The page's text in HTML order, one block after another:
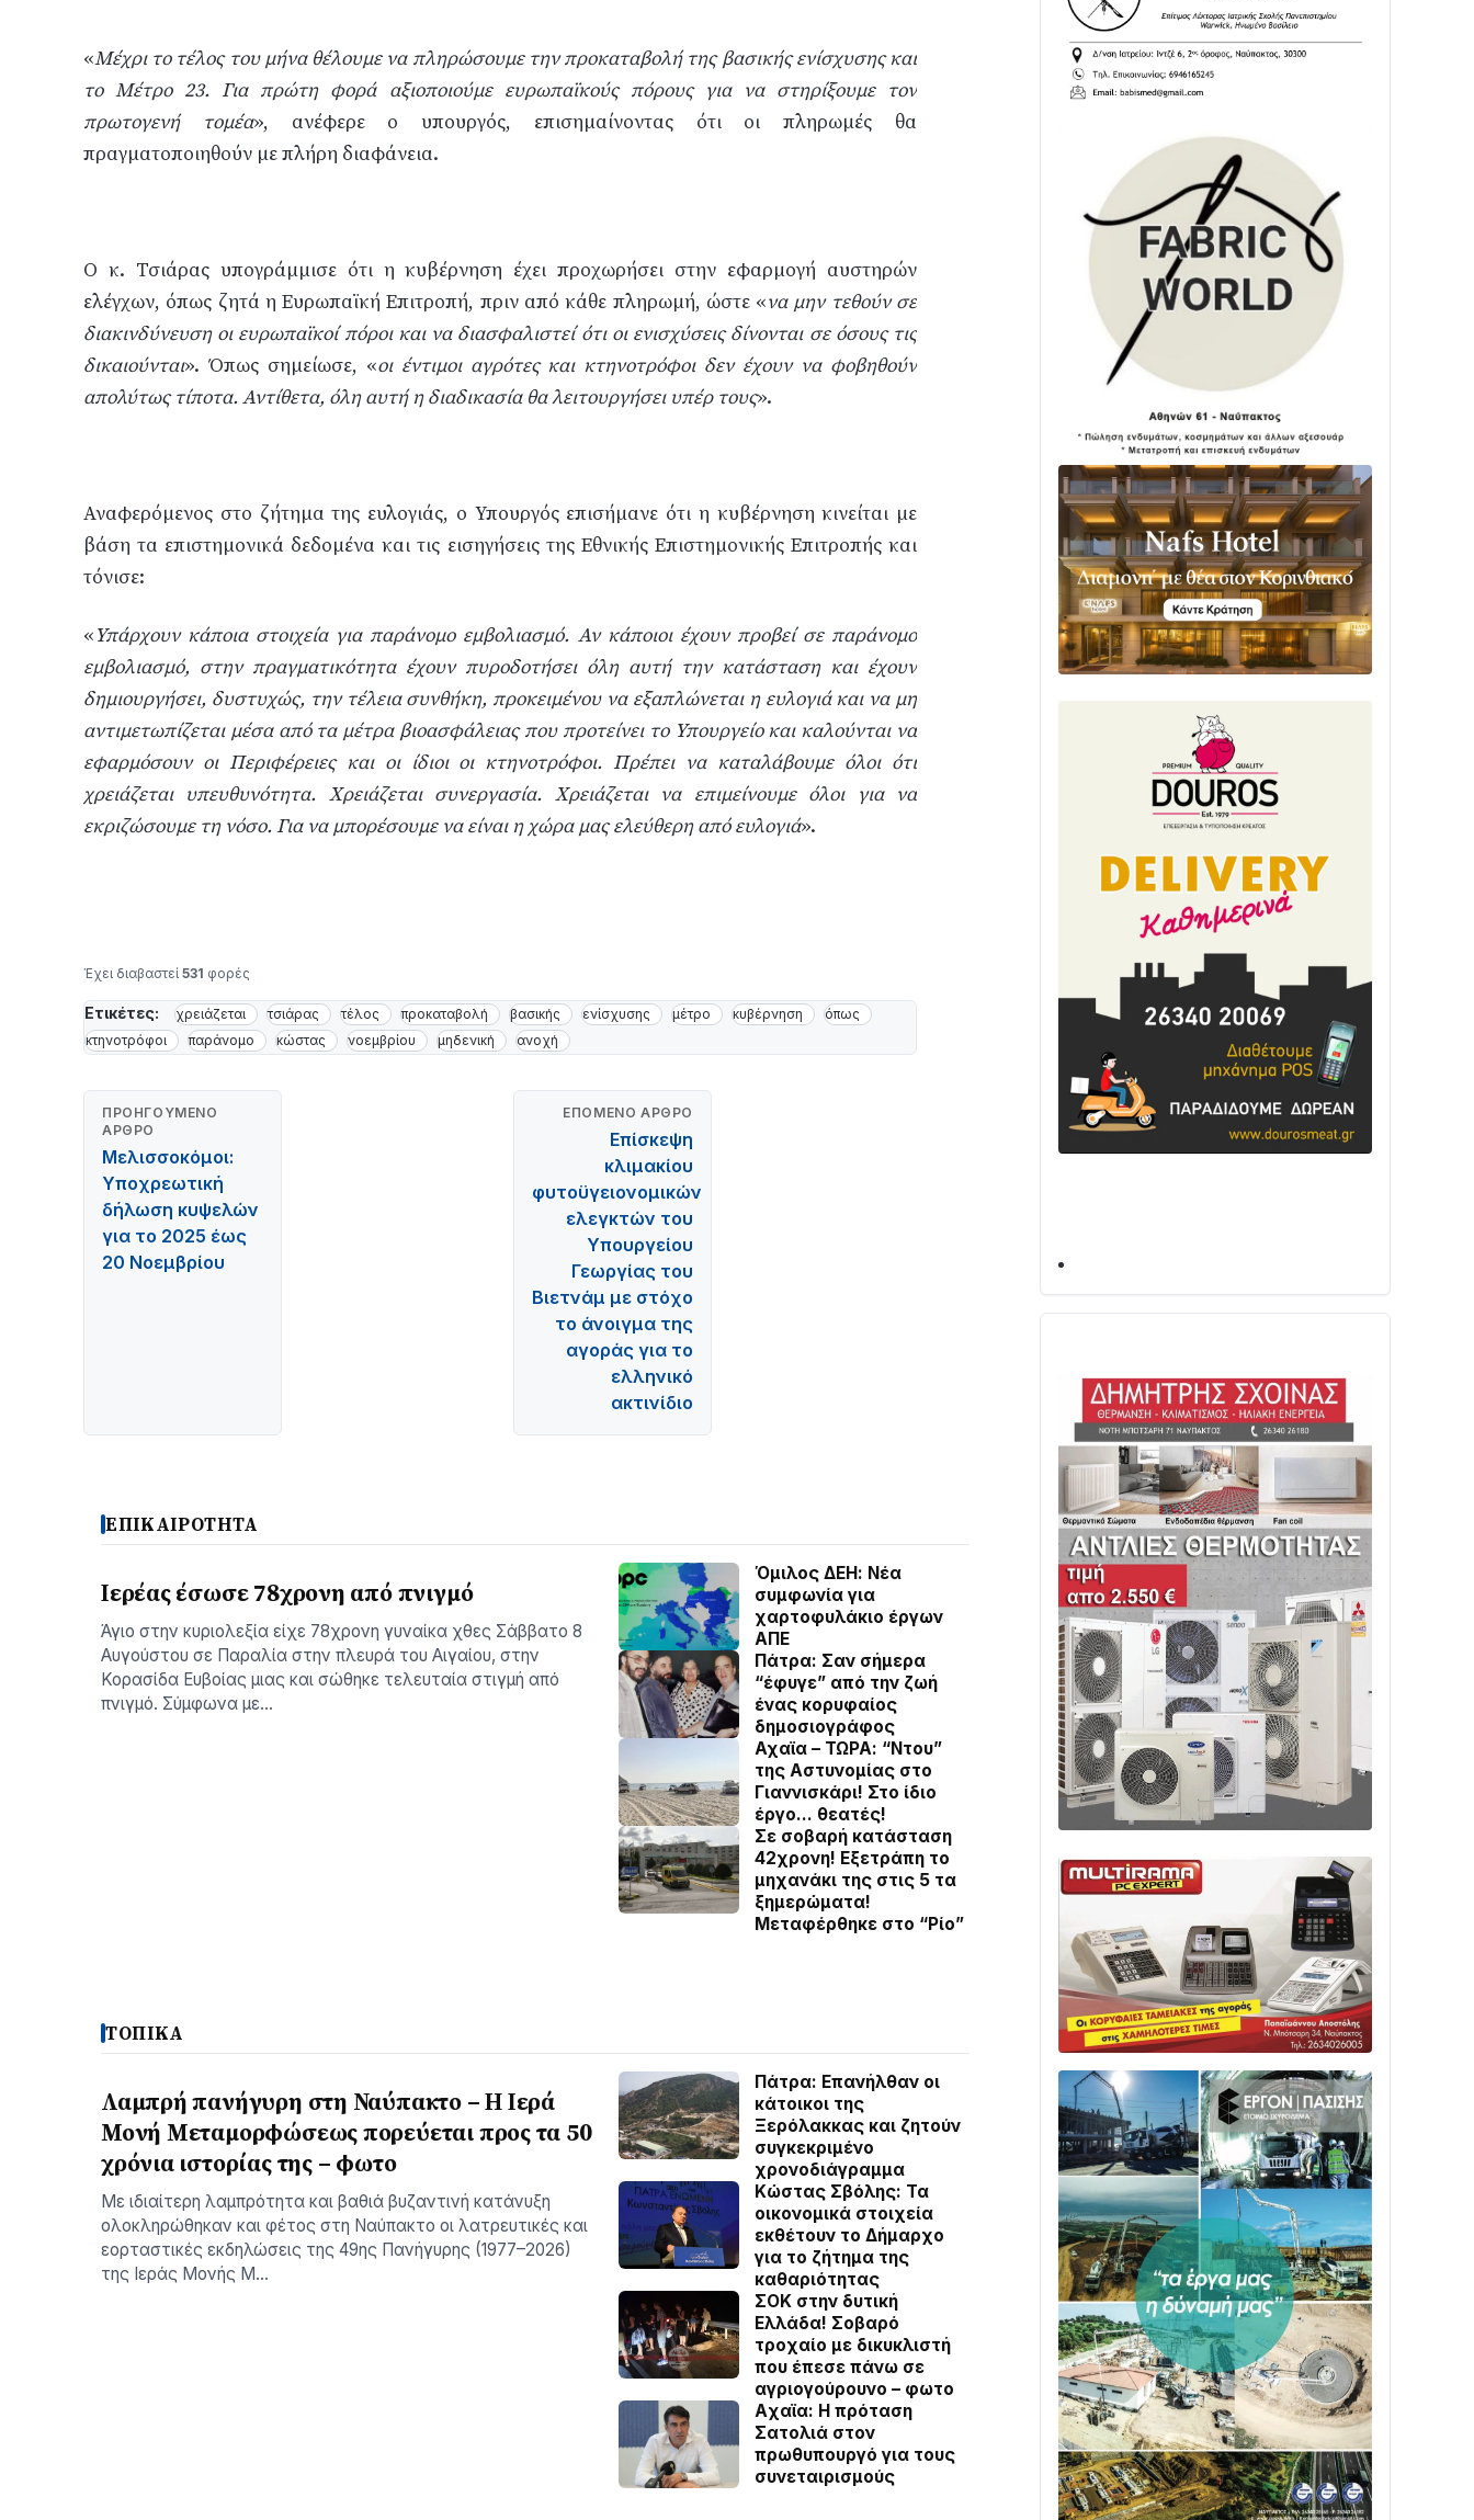
«Μέχρι το τέλος του μήνα θέλουμε να πληρώσουμε την προκαταβολή της βασικής ενίσχυσης και
το Μέτρο 23. Για πρώτη φορά αξιοποιούμε ευρωπαϊκούς πόρους για να στηρίξουμε τον
πρωτογενή τομέα», ανέφερε ο υπουργός, επισημαίνοντας ότι οι πληρωμές θα
πραγματοποιηθούν με πλήρη διαφάνεια.
Ο κ. Τσιάρας υπογράμμισε ότι η κυβέρνηση έχει προχωρήσει στην εφαρμογή αυστηρών
ελέγχων, όπως ζητά η Ευρωπαϊκή Επιτροπή, πριν από κάθε πληρωμή, ώστε «να μην τεθούν σε
διακινδύνευση οι ευρωπαϊκοί πόροι και να διασφαλιστεί ότι οι ενισχύσεις δίνονται σε όσους τις
δικαιούνται». Όπως σημείωσε, «οι έντιμοι αγρότες και κτηνοτρόφοι δεν έχουν να φοβηθούν
απολύτως τίποτα. Αντίθετα, όλη αυτή η διαδικασία θα λειτουργήσει υπέρ τους».
Αναφερόμενος στο ζήτημα της ευλογιάς, ο Υπουργός επισήμανε ότι η κυβέρνηση κινείται με
βάση τα επιστημονικά δεδομένα και τις εισηγήσεις της Εθνικής Επιστημονικής Επιτροπής και
τόνισε:
«Υπάρχουν κάποια στοιχεία για παράνομο εμβολιασμό. Αν κάποιοι έχουν προβεί σε παράνομο
εμβολιασμό, στην πραγματικότητα έχουν πυροδοτήσει όλη αυτή την κατάσταση και έχουν
δημιουργήσει, δυστυχώς, την τέλεια συνθήκη, προκειμένου να εξαπλώνεται η ευλογιά και να μη
αντιμετωπίζεται μέσα από τα μέτρα βιοασφάλειας που προτείνει το Υπουργείο και καλούνται να
εφαρμόσουν οι Περιφέρειες και οι ίδιοι οι κτηνοτρόφοι. Πρέπει να καταλάβουμε όλοι ότι
χρειάζεται υπευθυνότητα. Χρειάζεται συνεργασία. Χρειάζεται να επιμείνουμε όλοι για να
εκριζώσουμε τη νόσο. Για να μπορέσουμε να είναι η χώρα μας ελεύθερη από ευλογιά».
Έχει διαβαστεί 531 φορές
Ετικέτες: χρειάζεται τσιάρας τέλος προκαταβολή βασικής ενίσχυσης μέτρο κυβέρνηση
όπως
κτηνοτρόφοι
παράνομο κώστας νοεμβρίου μηδενική ανοχή
ΠΡΟΗΓΟΎΜΕΝΟ
ΆΡΘΡΟ
Μελισσοκόμοι:
Υποχρεωτική
δήλωση κυψελών
για το 2025 έως
20 Νοεμβρίου
ΕΠΌΜΕΝΟ ΆΡΘΡΟ
Επίσκεψη
κλιμακίου
φυτοϋγειονομικών
ελεγκτών του
Υπουργείου
Γεωργίας του
Βιετνάμ με στόχο
το άνοιγμα της
αγοράς για το
ελληνικό
ακτινίδιο
ΕΠΙΚΑΙΡΟΤΗΤΑ
Ιερέας έσωσε 78χρονη από πνιγμό
Άγιο στην κυριολεξία είχε 78χρονη γυναίκα χθες Σάββατο 8
Αυγούστου σε Παραλία στην πλευρά του Αιγαίου, στην
Κορασίδα Ευβοίας μιας και σώθηκε τελευταία στιγμή από
πνιγμό. Σύμφωνα με…
Όμιλος ΔΕΗ: Νέα
συμφωνία για
χαρτοφυλάκιο έργων
ΑΠΕ
Πάτρα: Σαν σήμερα
“έφυγε” από την ζωή
ένας κορυφαίος
δημοσιογράφος
Αχαϊα – ΤΩΡΑ: “Ντου”
της Αστυνομίας στο
Γιαννισκάρι! Στο ίδιο
έργο… θεατές!
Σε σοβαρή κατάσταση
42χρονη! Εξετράπη το
μηχανάκι της στις 5 τα
ξημερώματα!
Μεταφέρθηκε στο “Ρίο”
ΤΟΠΙΚΑ
Λαμπρή πανήγυρη στη Ναύπακτο – Η Ιερά
Μονή Μεταμορφώσεως πορεύεται προς τα 50
χρόνια ιστορίας της – φωτο
Με ιδιαίτερη λαμπρότητα και βαθιά βυζαντινή κατάνυξη
ολοκληρώθηκαν και φέτος στη Ναύπακτο οι λατρευτικές και
εορταστικές εκδηλώσεις της 49ης Πανήγυρης (1977–2026)
της Ιεράς Μονής Μ…
Πάτρα: Επανήλθαν οι
κάτοικοι της
Ξερόλακκας και ζητούν
συγκεκριμένο
χρονοδιάγραμμα
Κώστας Σβόλης: Τα
οικονομικά στοιχεία
εκθέτουν το Δήμαρχο
για το ζήτημα της
καθαριότητας
ΣΟΚ στην δυτική
Ελλάδα! Σοβαρό
τροχαίο με δικυκλιστή
που έπεσε πάνω σε
αγριογούρουνο – φωτο
Aχαϊα: Η πρόταση
Σατολιά στον
πρωθυπουργό για τους
συνεταιρισμούς